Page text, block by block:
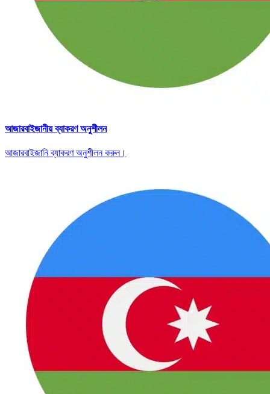
আজারবাইজানীয় ব্যাকরণ অনুশীলন
আজারবাইজানি ব্যাকরণ অনুশীলন করুন।